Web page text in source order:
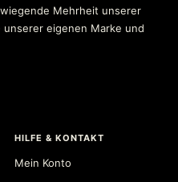
Mehrheit unserer
eigenen Marke und
HILFE & KONTAKT
Mein Konto